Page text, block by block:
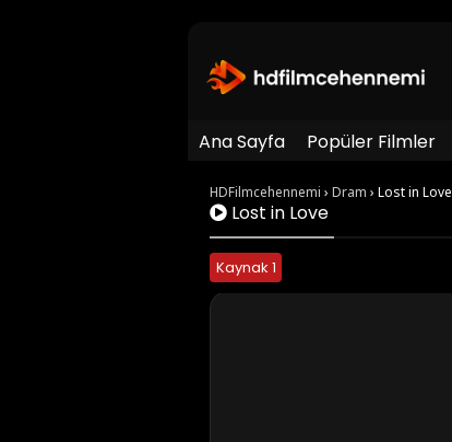
Ana Sayfa Popüler Filmler
HDFilmcehennemi › Dram › Lost in Love
Lost in Love
Kaynak 1